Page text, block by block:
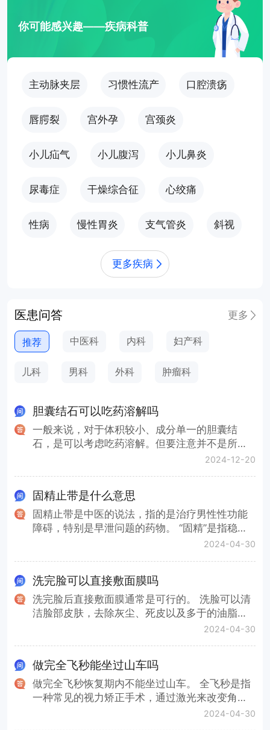
你可能感兴趣——疾病科普
主动脉夹层 习惯性流产 口腔溃疡
唇腭裂 宫外孕 宫颈炎
小儿疝气 小儿腹泻 小儿鼻炎
尿毒症 干燥综合征 心绞痛
性病 慢性胃炎 支气管炎 斜视
更多疾病
医患问答 更多
推荐 中医科 内科 妇产科
儿科 男科 外科 肿瘤科
胆囊结石可以吃药溶解吗
一般来说，对于体积较小、成分单一的胆囊结
石，是可以考虑吃药溶解。但要注意并不是所有
胆结石都可以通过药物溶解，主要取决于结石的
占所有胆结石的70%至80%。胆固醇结石主要由
胆固醇过度沉积在胆汁中形成，通常在胆囊中形
成结晶并逐渐发展为结石。除此之外，胆固醇结
石形成后，胆红素和钙盐沉积在结石表面，逐渐
时采取溶石治疗。常用的溶解胆石药物包括爱活
胆通软胶囊、消炎利胆片、胆宁片等。爱活胆通
软胶囊是一种专效溶石的进口植物治胆药，它含
有天然欧活血丹植物成分，能够利胆、溶石、保
胆固醇性结石的溶解，改善消化道症状，从而达
到溶石的目的。 然而，对于较大的结石或引发严
重症状的胆囊结石，药物治疗效果可能比较有
2024-12-20
固精止带是什么意思
固精止带是中医的说法，指的是治疗男性性功能
障碍，特别是早泄问题的药物。 “固精”是指稳定
精液的排泄，帮助延长性交持续时间。“止带”是防
桂、仙芋、淫羊藿等，主要通过调节身体的阴阳
平衡、补充肾气等方式来改善男性的性功能。 “止
带”的常见药物有猪苓、茯苓、车前子、泽泻、赤
芍、丹皮、海螵蛸等，有固精缩尿、补肾助阳的
配，才能起到理想的治疗效果。 除了药物治疗
外，中医认为保持良好的生活方式和饮食习惯，
以及适当的运动和锻炼也能帮助改善性功能问
2024-04-30
洗完脸可以直接敷面膜吗
洗完脸后直接敷面膜通常是可行的。 洗脸可以清
洁脸部皮肤，去除灰尘、死皮以及多于的油脂，
同时可以打开毛孔，更利于皮肤吸收面膜或是护
清洁面膜和保湿面膜，都很适合在洗脸后使用。
1、清洁面膜：比如深层清洁或吸附面膜，在洗完
脸后使用可以更好的清除毛孔中的污垢和油脂。
2、保湿面膜：特别是补水面膜或者有滋润功效的
2024-04-30
做完全飞秒能坐过山车吗
做完全飞秒恢复期内不能坐过山车。 全飞秒是指
一种常见的视力矫正手术，通过激光来改变角膜
的形状以纠正近视、远视或散光。一般来说，完
2024-04-30